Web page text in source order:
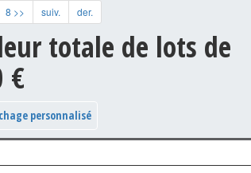
8 >> suiv. der.
totale de lots de
€
personnalisé